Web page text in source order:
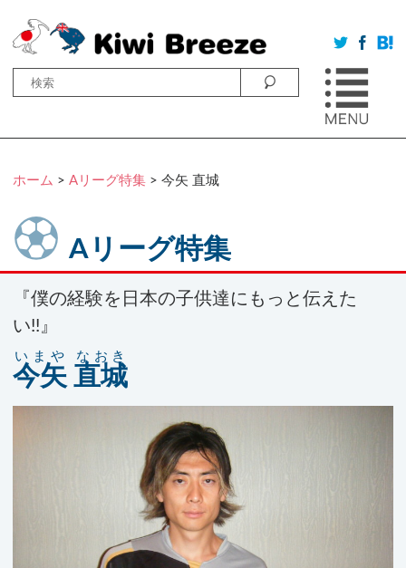
ホーム > Aリーグ特集 > 今矢 直城
Aリーグ特集
『僕の経験を日本の子供達にもっと伝えた
い!!』
今矢 直城
いまや なおき